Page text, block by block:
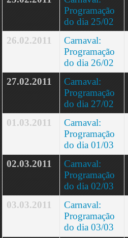
Programação
do dia 25/02
26.02.2011
Carnaval:
Programação
do dia 26/02
27.02.2011
Carnaval:
Programação
do dia 27/02
01.03.2011
Carnaval:
Programação
do dia 01/03
02.03.2011
Carnaval:
Programação
do dia 02/03
03.03.2011
Carnaval:
Programação
do dia 03/03